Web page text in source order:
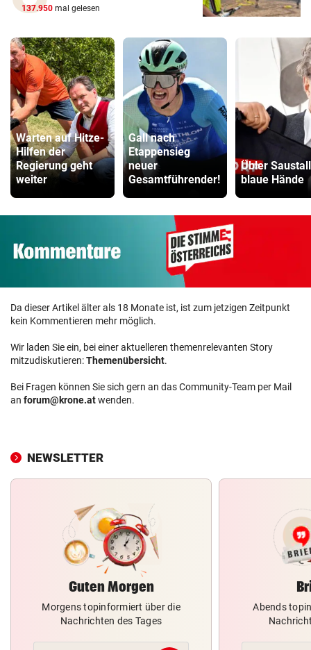
137.950 mal gelesen
Warten auf Hitze-
Hilfen der
Regierung geht
weiter
Gall nach
Etappensieg
neuer
Gesamtführender!
Übler
blaue Hände
Da dieser Artikel älter als 18 Monate ist, ist zum jetzigen Zeitpunkt
kein Kommentieren mehr möglich.
Wir laden Sie ein, bei einer aktuelleren themenrelevanten Story
mitzudiskutieren:Themenübersicht.
Bei Fragen können Sie sich gern an das Community-Team per Mail
an forum@krone.atwenden.
NEWSLETTER
Guten Morgen
Morgens topinformiert über die
Nachrichten des Tages
Abends